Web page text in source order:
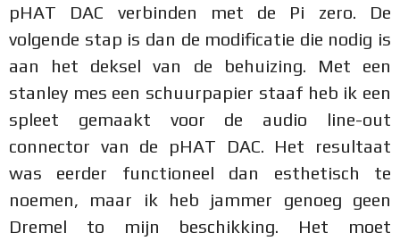
pHAT DAC verbinden met de Pi zero. De
volgende stap is dan de modificatie die nodig is
aan het deksel van de behuizing. Met een
stanley mes een schuurpapier staaf heb ik een
spleet gemaakt voor de audio line-out
connector van de pHAT DAC. Het resultaat
was eerder functioneel dan esthetisch te
noemen, maar ik heb jammer genoeg geen
Dremel to mijn beschikking. Het moet